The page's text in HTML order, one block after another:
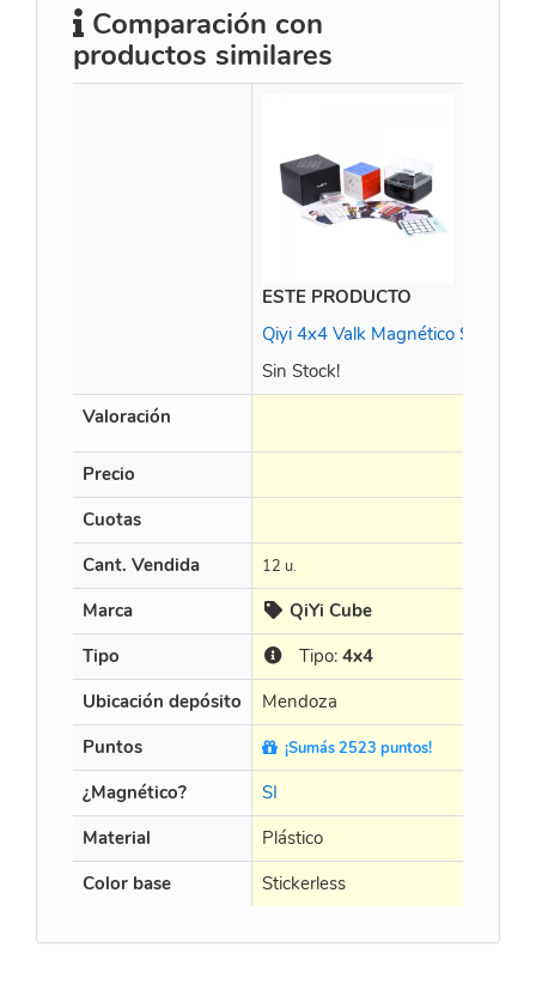
Comparación con
productos similares
ESTE PRODUCTO
Qiyi 4x4 Valk Magnético Strong
Sin Stock!
Valoración
Precio
Cuotas
Cant. Vendida
12 u.
Marca
QiYi Cube
Tipo
Tipo: 4x4
Ubicación depósito
Mendoza
Puntos
¡Sumás 2523 puntos!
¿Magnético?
SI
Material
Plástico
Color base
Stickerless